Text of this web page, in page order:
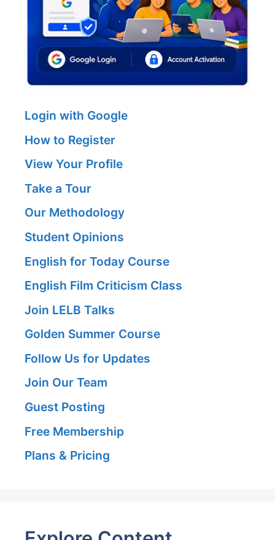
Login with Google
How to Register
View Your Profile
Take a Tour
Our Methodology
Student Opinions
English for Today Course
English Film Criticism Class
Join LELB Talks
Golden Summer Course
Follow Us for Updates
Join Our Team
Guest Posting
Free Membership
Plans & Pricing